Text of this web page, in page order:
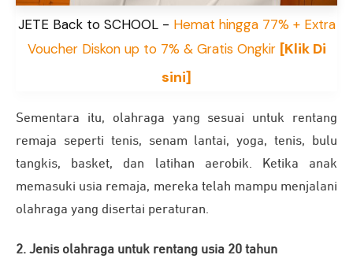
JETE Back to SCHOOL - Hemat hingga 77% + Extra
Voucher Diskon up to 7% & Gratis Ongkir [Klik Di
sini]
Sementara itu, olahraga yang sesuai untuk rentang
remaja seperti tenis, senam lantai, yoga, tenis, bulu
tangkis, basket, dan latihan aerobik. Ketika anak
memasuki usia remaja, mereka telah mampu menjalani
olahraga yang disertai peraturan.
2. Jenis olahraga untuk rentang usia 20 tahun